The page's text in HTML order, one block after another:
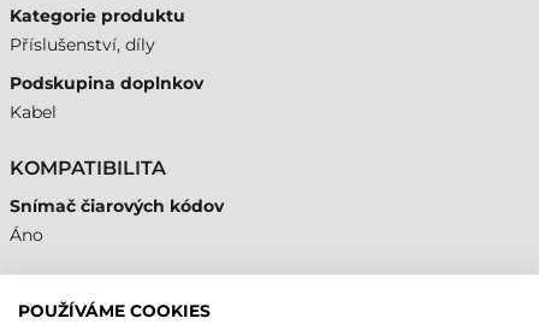
Kategorie produktu
Příslušenství, díly
Podskupina doplnkov
Kabel
KOMPATIBILITA
Snímač čiarových kódov
Áno
POUŽÍVÁME COOKIES